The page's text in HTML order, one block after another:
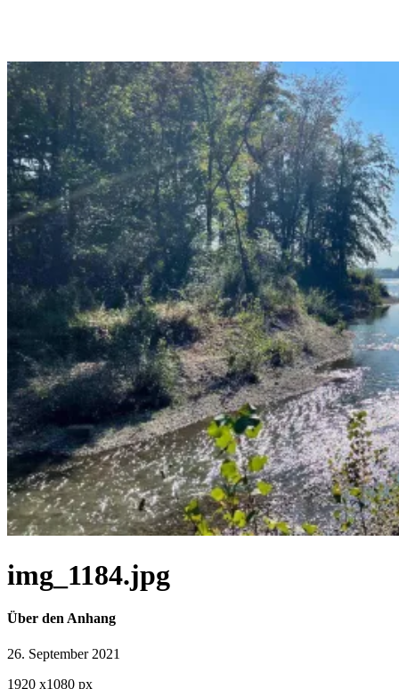
img_1184.jpg
Über den Anhang
26. September 2021
1920 x1080 px